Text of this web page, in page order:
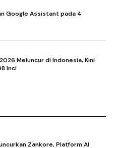
Google Assistant pada 4
Meluncur di Indonesia, Kini
Inci
Zankore, Platform AI